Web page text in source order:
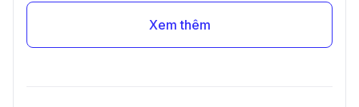
Xem thêm